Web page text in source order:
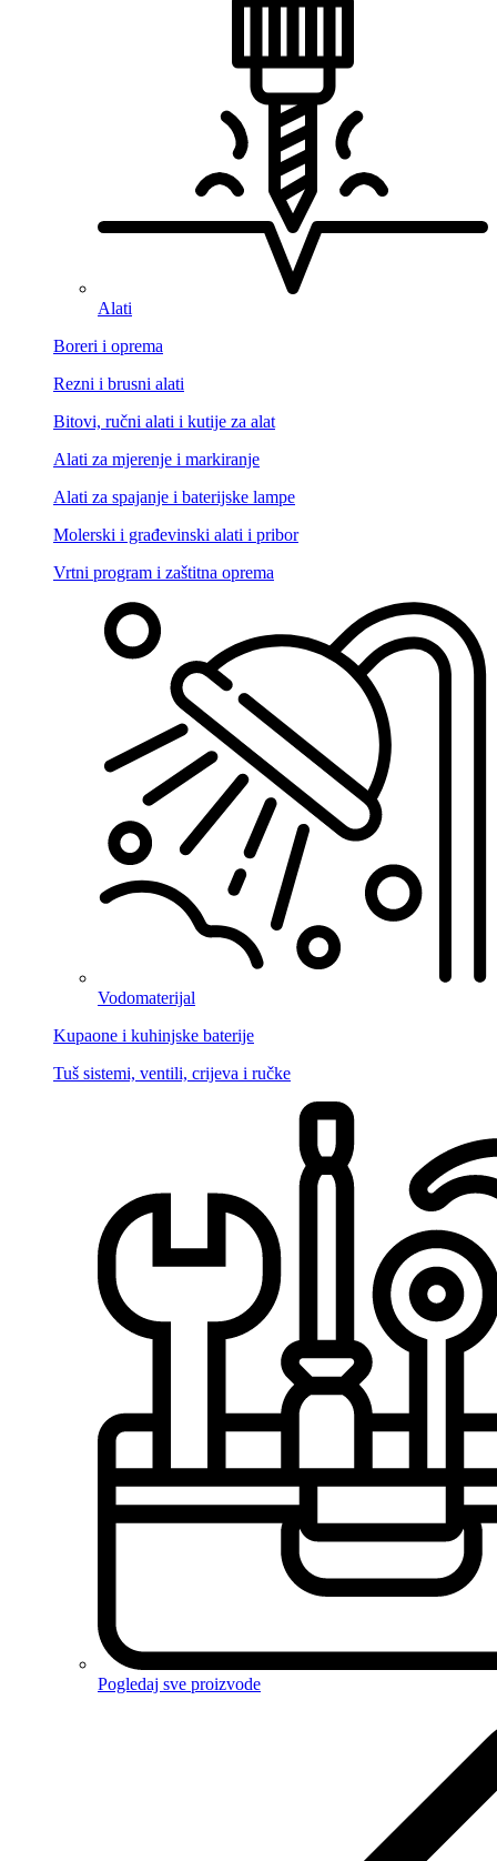
Alati
Boreri i oprema
Rezni i brusni alati
Bitovi, ručni alati i kutije za alat
Alati za mjerenje i markiranje
Alati za spajanje i baterijske lampe
Molerski i građevinski alati i pribor
Vrtni program i zaštitna oprema
Vodomaterijal
Kupaone i kuhinjske baterije
Tuš sistemi, ventili, crijeva i ručke
Pogledaj sve proizvode